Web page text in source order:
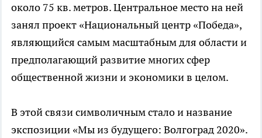
около 75 кв. метров. Центральное место на ней
занял проект «Национальный центр «Победа»,
являющийся самым масштабным для области и
предполагающий развитие многих сфер
общественной жизни и экономики в целом.
В этой связи символичным стало и название
экспозиции «Мы из будущего: Волгоград 2020».